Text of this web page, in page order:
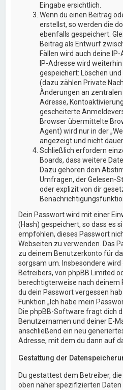
Eingabe ersichtlich.
Wenn du einen Beitrag
erstellst, so werden die
ebenfalls gespeichert.
Beitrag als Entwurf
Fällen wird auch deine
IP-Adresse wird
gespeichert: Löschen
(dazu zählen Private
Änderungen an
Adresse,
gescheiterte
Browser übermittelte
Agent) wird nur in der
angezeigt und nicht
Schließlich erfordern
Boards, dass weitere
Dazu gehören dein
Umfragen, der Gelesen-
oder explizit von dir
Dein Passwort wird mit einer
(Hash) gespeichert, so dass es
empfohlen, dieses Passwort
Webseiten zu verwenden. Das
zu deinem Benutzerkonto für
sorgsam um. Insbesondere
Betreibers, von phpBB Limited
berechtigterweise nach
du dein Passwort vergessen
Funktion „Ich habe mein
Die phpBB-Software fragt dich
Benutzernamen und deiner E-
anschließend ein neu
Adresse, mit dem du dann auf
Gestattung der
Du gestattest dem Betreiber,
oben näher spezifizierten